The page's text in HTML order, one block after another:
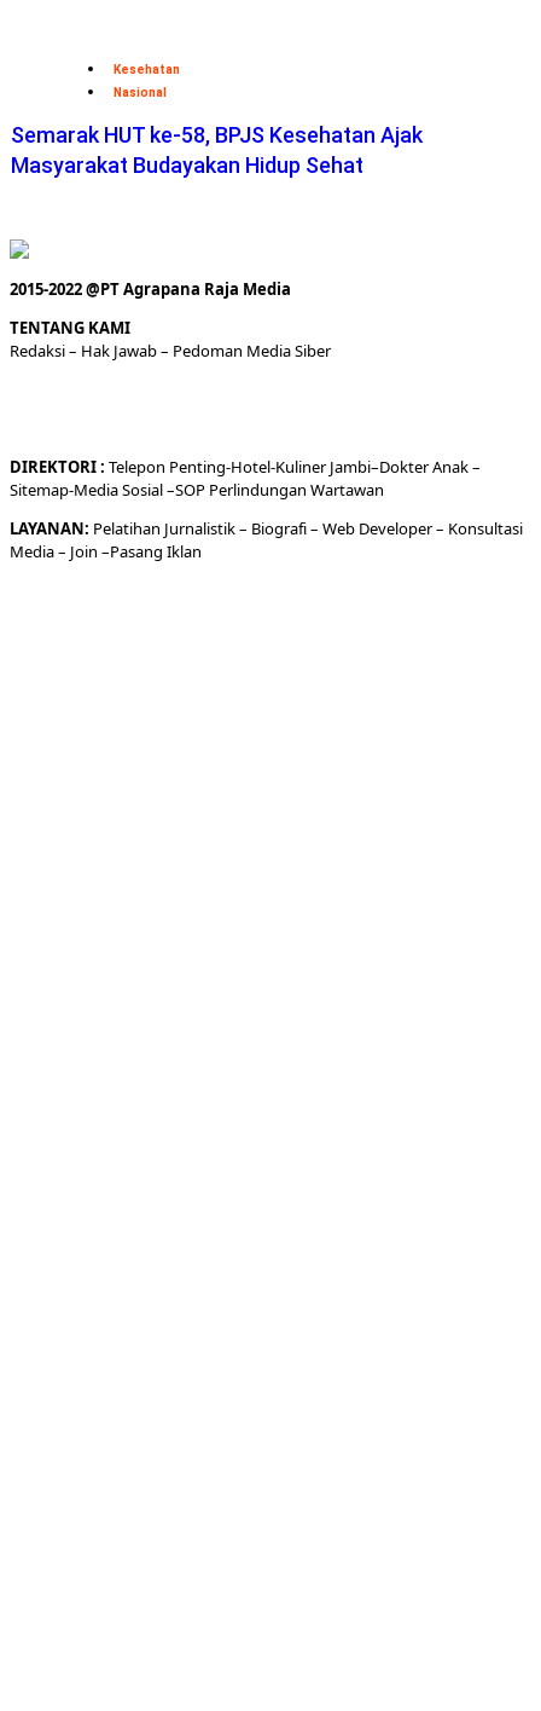
Kesehatan
Nasional
Semarak HUT ke-58, BPJS Kesehatan Ajak
Masyarakat Budayakan Hidup Sehat
2015-2022 @PT Agrapana Raja Media
TENTANG KAMI
Redaksi– Hak Jawab – Pedoman Media Siber
DIREKTORI: Telepon Penting-Hotel-KulinerJambi–DokterAnak –
Sitemap-Media Sosial –SOP Perlindungan Wartawan
LAYANAN: Pelatihan Jurnalistik – Biografi– Web Developer– Konsultasi
Media– Join –Pasang Iklan